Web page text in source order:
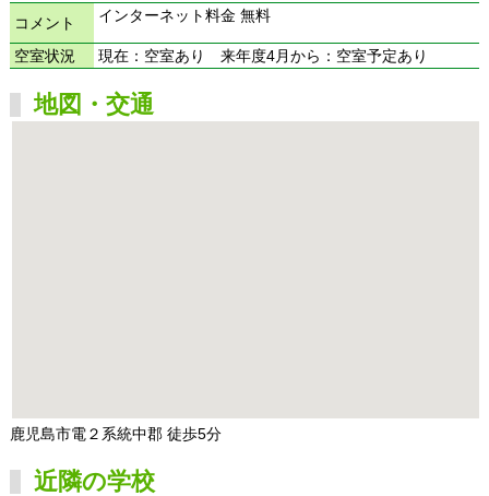
コメント インターネット料金 無料
空室状況 現在：空室あり 来年度4月から：空室予定あり
地図・交通
鹿児島市電２系統中郡 徒歩5分
近隣の学校